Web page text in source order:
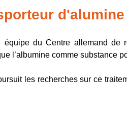
d'alumine
du Centre allemand de
l’albumine comme substance
les recherches sur ce